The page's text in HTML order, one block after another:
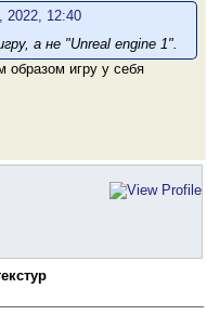
2022, 12:40
а не "Unreal engine 1".
образом игру у себя